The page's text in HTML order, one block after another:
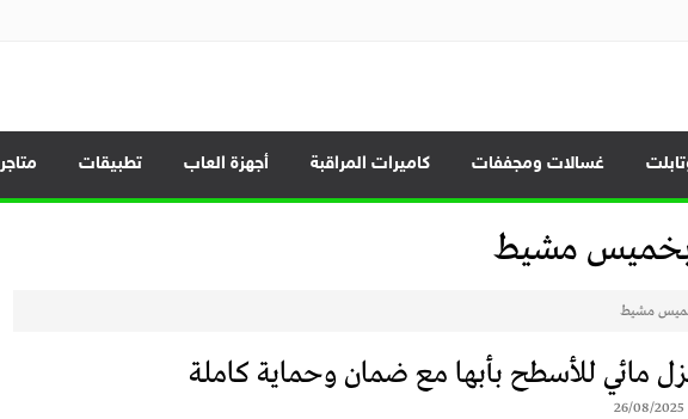
غسالات ومجففات كاميرات المراقبة أجهزة العاب تطبيقات متاجر
مشيط
مشيط
مائي للأسطح بأبها مع ضمان وحماية كاملة
26/08/2025